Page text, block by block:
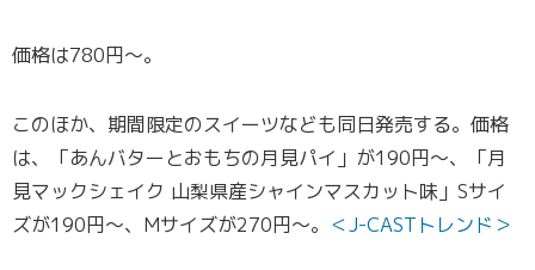
価格は780円～。
このほか、期間限定のスイーツなども同日発売する。価格
は、「あんバターとおもちの月見パイ」が190円～、「月
見マックシェイク 山梨県産シャインマスカット味」Sサイ
ズが190円～、Mサイズが270円～。 ＜J-CASTトレンド＞